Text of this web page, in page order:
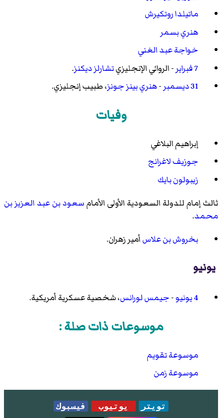
ماتيلدا روتكيرش
هنري بسمر
خواجة عبد الغني
7 فبراير
- الروائي الإنجليزيتشارلز ديكنز.
31 ديسمبر
-هنري بينز جونز، طبيب إنجليزي.
وفيات
إبراهيم البلاغي
جوزيف لاغرانج
زيبولون بايك
ثالث إمام للدولة السعودية الأولى الأمامسعود بن عبد العزيز بن
محمد.
بخروش بن علاسأمير زهران.
يونيو
4 يونيو -جيمس لورانس، شخصية عسكرية أمريكية.
موسوعات ذات صلة :
موسوعة تقويم
موسوعة زمن
تويتر يوتيوب
فيسبوك